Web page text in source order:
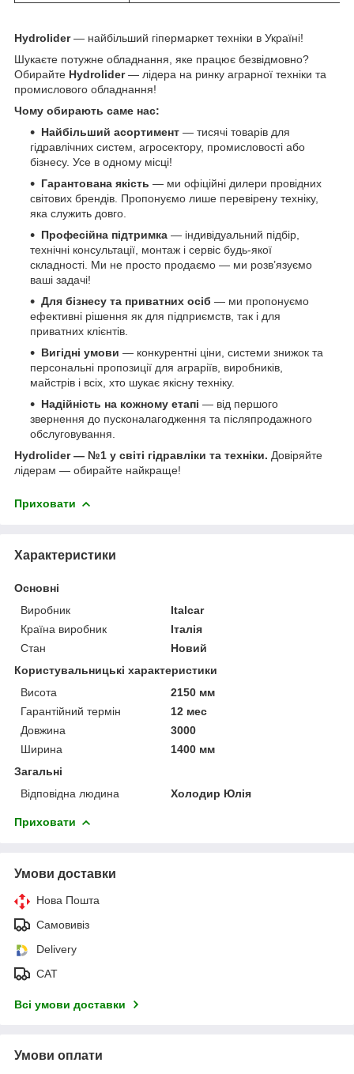
Hydrolider— найбільший гіпермаркет техніки в Україні!
Шукаєте потужне обладнання, яке працює безвідмовно?
Обирайте Hydrolider— лідера на ринку аграрної техніки та
промислового обладнання!
Чому обирають саме нас:
Найбільший асортимент — тисячі товарів для
гідравлічних систем, агросектору, промисловості або
бізнесу. Усе в одному місці!
Гарантована якість — ми офіційні дилери провідних
світових брендів. Пропонуємо лише перевірену техніку,
яка служить довго.
Професійна підтримка — індивідуальний підбір,
технічні консультації, монтаж і сервіс будь-якої
складності. Ми не просто продаємо — ми розв’язуємо
ваші задачі!
Для бізнесу та приватних осіб — ми пропонуємо
ефективні рішення як для підприємств, так і для
приватних клієнтів.
Вигідні умови — конкурентні ціни, системи знижок та
персональні пропозиції для аграріїв, виробників,
майстрів і всіх, хто шукає якісну техніку.
Надійність на кожному етапі — від першого
звернення до пусконалагодження та післяпродажного
обслуговування.
Hydrolider — №1 у світі гідравліки та техніки. Довіряйте
лідерам — обирайте найкраще!
Приховати
Характеристики
Основні
Виробник
Italcar
Країна виробник
Італія
Стан
Новий
Користувальницькі характеристики
Висота
2150 мм
Гарантійний термін
12 мес
Довжина
3000
Ширина
1400 мм
Загальні
Відповідна людина
Холодир Юлія
Приховати
Умови доставки
Нова Пошта
Самовивіз
Delivery
САТ
Всі умови доставки
Умови оплати